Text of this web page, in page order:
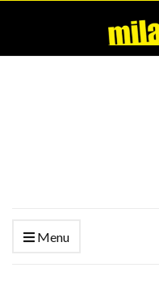
Menu